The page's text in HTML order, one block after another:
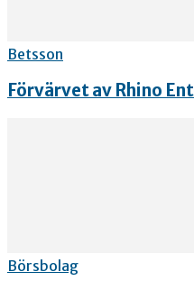
Betsson
Förvärvet av Rhino
Börsbolag